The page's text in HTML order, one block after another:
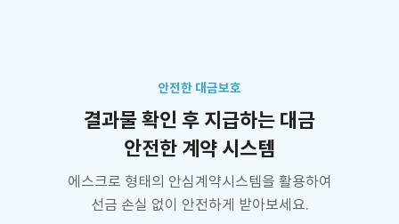
안전한 대금보호
결과물 확인 후 지급하는 대금
안전한 계약 시스템
에스크로 형태의 안심계약시스템을 활용하여
선금 손실 없이 안전하게 받아보세요.